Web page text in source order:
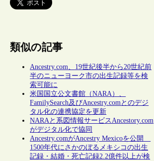
類似の記事
Ancestry.com、19世紀後半から20世紀前
半のニューヨーク市の出生記録等を検
索可能に
米国国立公文書館（NARA）、
FamilySearch及びAncestry.comとのデジ
タル化の連携協定を更新
NARAと系図情報サービスAncestory.com
がデジタル化で協同
Ancestry.comがAncestry Mexicoを公開
1500年代にさかのぼるメキシコの出生
記録・結婚・死亡記録2.2億件以上が検